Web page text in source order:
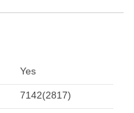
Yes
7142(2817)